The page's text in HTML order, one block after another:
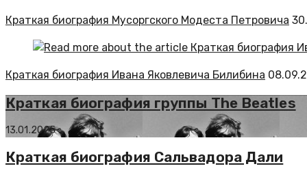
Краткая биография Мусоргского Модеста Петровича
Краткая биография Ивана Яковлевича Билибина
Краткая биография группы The Beatles
13.01.2025
Краткая биография Сальвадора Дали